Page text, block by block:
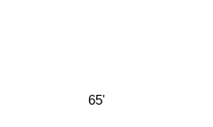
65'